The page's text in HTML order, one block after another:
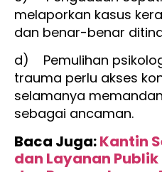
melaporkan kasus
dan benar-benar
d) Pemulihan
trauma perlu akses
selamanya
sebagai ancaman.
Baca Juga:Kantin
dan Layanan Publik